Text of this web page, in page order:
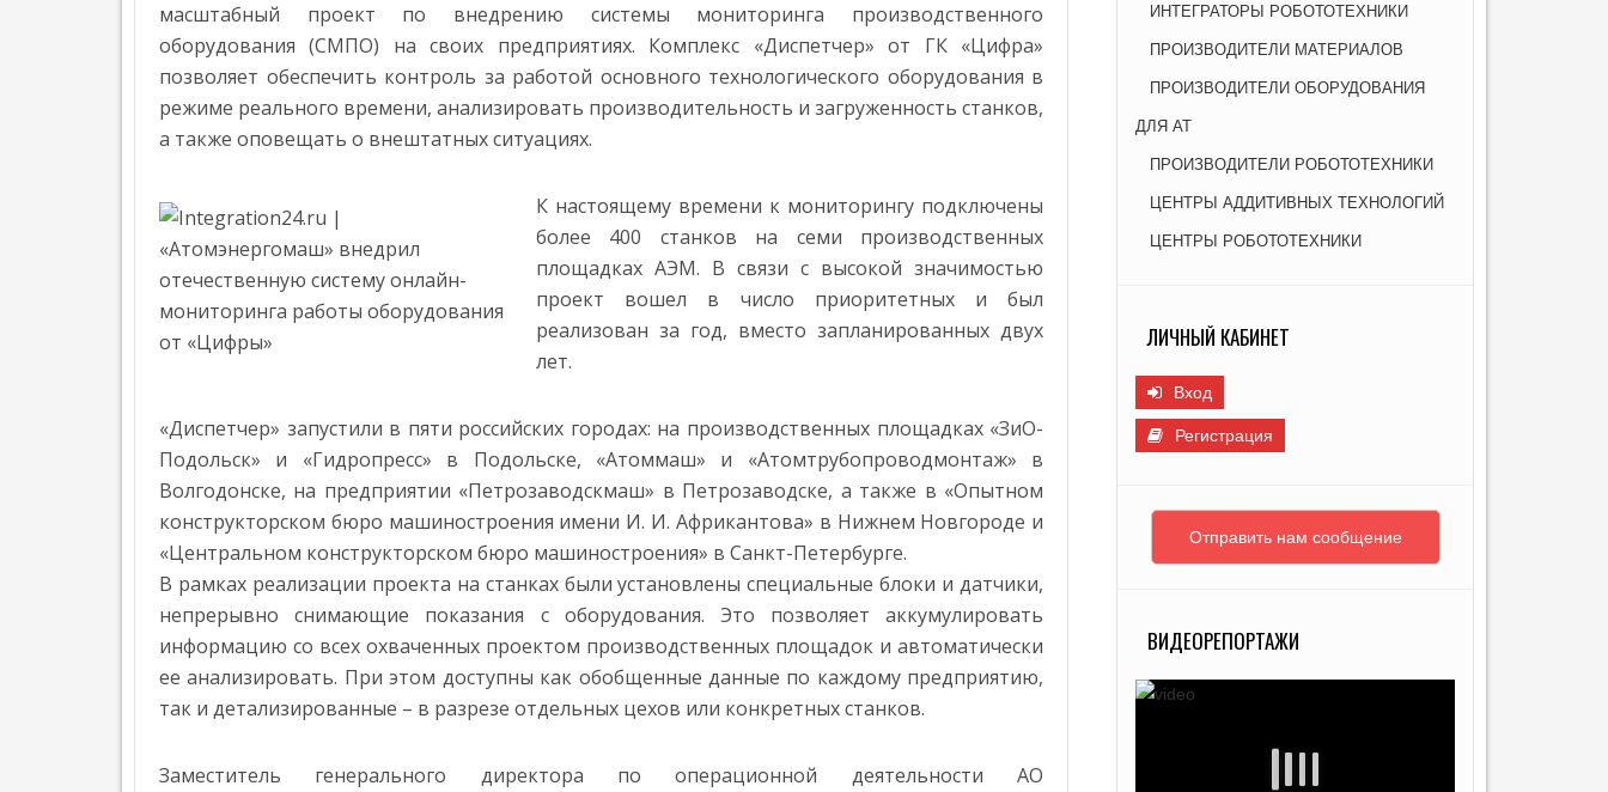
ПЕЧАТИ
РОССИИ
»
ЛУЧШИЕ
ПРОЕКТЫ
3D-
ПЕЧАТИ
ПРОМЫШЛЕННОСТИ,
МЕДИЦИНЕ,
СТРОИТЕЛЬСТВЕ
И
НАГРАЖДЕНИЕ
ПОБЕДИТЕЛЕЙ
ПЕРВОЙ
АДДИТИВНЫМ
ТЕХНОЛОГИЯМ
«ЛИДЕРЫ
ФОРМЫ»
»
OMRON
ОТКРЫЛ
НОВЫЙ
ТЕХНОЛОГИЙ
В
СИДНЕЕ
»
Л
Е
Н
Н
С
Т
Е
Х
Н
О
Л
Э
К
О
Н
О
И
К
О
П
Р
О
Т
И
АВТОМАТИЗАЦИЯ УЧЕНЫЕ «РОСАТОМА» ПРЕДСТАВИЛИ НА ВЫСТАВКЕ ФОРУМА БУДУЩИХ ТЕХНОЛОГИЙ АВТОМАТИЗИРОВАННОЕ РЕШЕНИЕ СОЗДАНИЯ НОВЫХ МАТЕРИАЛОВ ДЛЯ ПРОМЫШЛЕННОСТИ
АВТОМАТИЗАЦИЯ ПОСТАВКИ МОБИЛЬНЫХ РОБОТОВ В МИРЕ ВЫРАСТУТ В 5 РАЗ К 2030 ГОДУ
масштабный проект по внедрению системы мониторинга производственного
оборудования (СМПО) на своих предприятиях. Комплекс «Диспетчер» от ГК «Цифра»
позволяет обеспечить контроль за работой основного технологического оборудования в
режиме реального времени, анализировать производительность и загруженность станков,
а также оповещать о внештатных ситуациях.
К настоящему времени к мониторингу подключены
более 400 станков на семи производственных
площадках АЭМ. В связи с высокой значимостью
проект вошел в число приоритетных и был
реализован за год, вместо запланированных двух
лет.
«Диспетчер» запустили в пяти российских городах: на производственных площадках «ЗиО-
Подольск» и «Гидропресс» в Подольске, «Атоммаш» и «Атомтрубопроводмонтаж» в
Волгодонске, на предприятии «Петрозаводскмаш» в Петрозаводске, а также в «Опытном
конструкторском бюро машиностроения имени И. И. Африкантова» в Нижнем Новгороде и
«Центральном конструкторском бюро машиностроения» в Санкт-Петербурге.
В рамках реализации проекта на станках были установлены специальные блоки и датчики,
непрерывно снимающие показания с оборудования. Это позволяет аккумулировать
информацию со всех охваченных проектом производственных площадок и автоматически
ее анализировать. При этом доступны как обобщенные данные по каждому предприятию,
так и детализированные – в разрезе отдельных цехов или конкретных станков.
Заместитель генерального директора по операционной деятельности АО
ИНТЕГРАТОРЫ РОБОТОТЕХНИКИ
ПРОИЗВОДИТЕЛИ МАТЕРИАЛОВ
ПРОИЗВОДИТЕЛИ ОБОРУДОВАНИЯ
ДЛЯ АТ
ПРОИЗВОДИТЕЛИ РОБОТОТЕХНИКИ
ЦЕНТРЫ АДДИТИВНЫХ ТЕХНОЛОГИЙ
ЦЕНТРЫ РОБОТОТЕХНИКИ
ЛИЧНЫЙ КАБИНЕТ
Вход
Регистрация
Отправить нам сообщение
ВИДЕОРЕПОРТАЖИ